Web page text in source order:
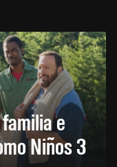
e
Niños 3